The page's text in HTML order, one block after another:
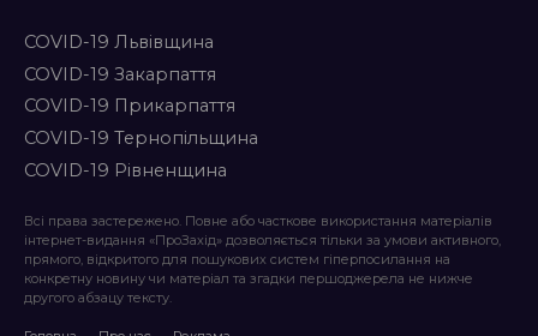
COVID-19 Львівщина
COVID-19 Закарпаття
COVID-19 Прикарпаття
COVID-19 Тернопільщина
COVID-19 Рівненщина
Всі права застережено. Повне або часткове використання матеріалів
інтернет-видання «ПроЗахід» дозволяється тільки за умови активного,
прямого, відкритого для пошукових систем гіперпосилання на
конкретну новину чи матеріал та згадки першоджерела не нижче
другого абзацу тексту.